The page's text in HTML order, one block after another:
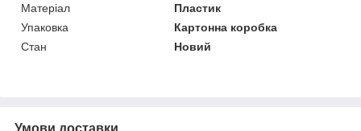
Матеріал
Пластик
Упаковка
Картонна коробка
Стан
Новий
Умови доставки